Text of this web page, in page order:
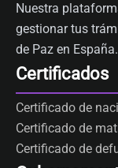
Nuestra
gestionar tus
de Paz en España.
Certificados
Certificado de
Certificado de
Certificado de